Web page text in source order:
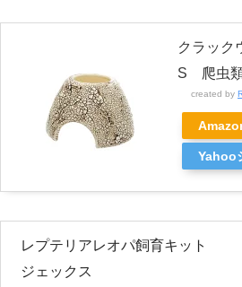
クラック
S 爬虫
created by
Yahoo
レプテリアレオパ飼育キット
ジェックス